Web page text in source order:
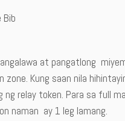
Bib
at pangatlong
Kung saan nila
ng relay token. Para sa full
naman ay 1 leg lamang.